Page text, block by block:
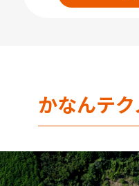
かなんテ